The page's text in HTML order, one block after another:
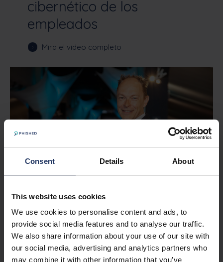
Consent Details About
This website uses cookies
We use cookies to personalise content and ads, to
provide social media features and to analyse our traffic.
We also share information about your use of our site with
our social media, advertising and analytics partners who
may combine it with other information that you’ve
cibernético de los
empleados
Mira el video completo
Kinepolis eliminó
completamente los